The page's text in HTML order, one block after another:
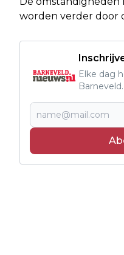
worden verder door
Elke dag